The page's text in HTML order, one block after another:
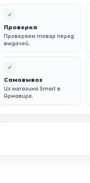
✓
Проверка
Проверяем товар перед
выдачей.
✓
Самовывоз
Из магазина Smart в
Армавире.